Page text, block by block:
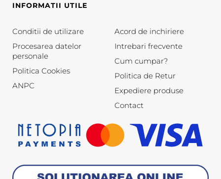
INFORMATII UTILE
Conditii de utilizare
Procesarea datelor
personale
Politica Cookies
ANPC
Acord de inchiriere
Intrebari frecvente
Cum cumpar?
Politica de Retur
Expediere produse
Contact